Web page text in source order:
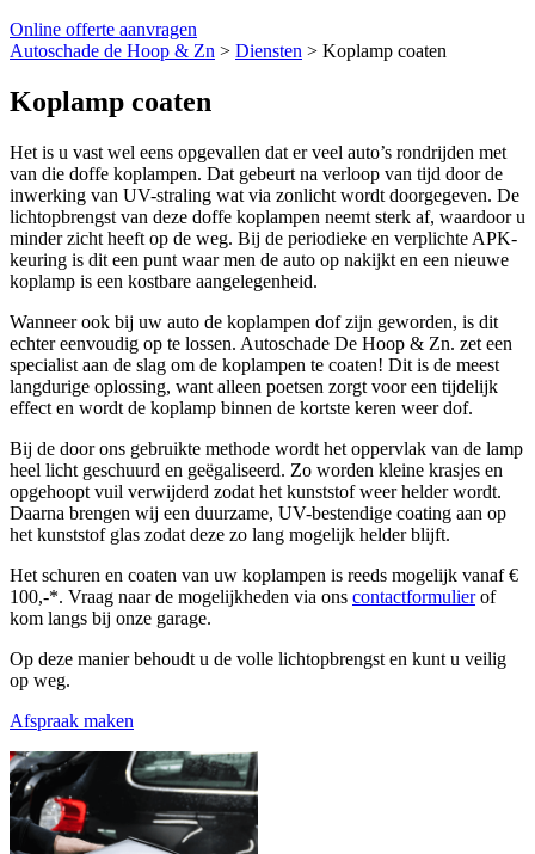
Online offerte aanvragen
Autoschade de Hoop & Zn > Diensten > Koplamp coaten
Koplamp coaten
Het is u vast wel eens opgevallen dat er veel auto’s rondrijden met
van die doffe koplampen. Dat gebeurt na verloop van tijd door de
inwerking van UV-straling wat via zonlicht wordt doorgegeven. De
lichtopbrengst van deze doffe koplampen neemt sterk af, waardoor u
minder zicht heeft op de weg. Bij de periodieke en verplichte APK-
keuring is dit een punt waar men de auto op nakijkt en een nieuwe
koplamp is een kostbare aangelegenheid.
Wanneer ook bij uw auto de koplampen dof zijn geworden, is dit
echter eenvoudig op te lossen. Autoschade De Hoop & Zn. zet een
specialist aan de slag om de koplampen te coaten! Dit is de meest
langdurige oplossing, want alleen poetsen zorgt voor een tijdelijk
effect en wordt de koplamp binnen de kortste keren weer dof.
Bij de door ons gebruikte methode wordt het oppervlak van de lamp
heel licht geschuurd en geëgaliseerd. Zo worden kleine krasjes en
opgehoopt vuil verwijderd zodat het kunststof weer helder wordt.
Daarna brengen wij een duurzame, UV-bestendige coating aan op
het kunststof glas zodat deze zo lang mogelijk helder blijft.
Het schuren en coaten van uw koplampen is reeds mogelijk vanaf €
100,-*. Vraag naar de mogelijkheden via ons contactformulierof
kom langs bij onze garage.
Op deze manier behoudt u de volle lichtopbrengst en kunt u veilig
op weg.
Afspraak maken